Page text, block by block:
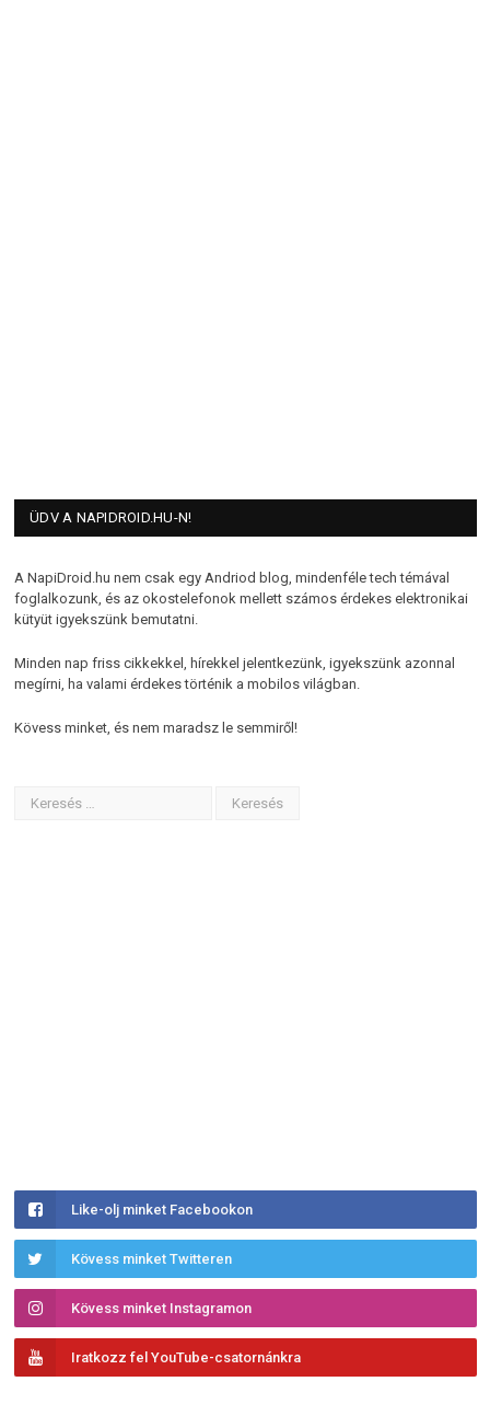
ÜDV A NAPIDROID.HU-N!
A NapiDroid.hu nem csak egy Andriod blog, mindenféle tech témával
foglalkozunk, és az okostelefonok mellett számos érdekes elektronikai
kütyüt igyekszünk bemutatni.
Minden nap friss cikkekkel, hírekkel jelentkezünk, igyekszünk azonnal
megírni, ha valami érdekes történik a mobilos világban.
Kövess minket, és nem maradsz le semmiről!
Like-olj minket Facebookon
Kövess minket Twitteren
Kövess minket Instagramon
Iratkozz fel YouTube-csatornánkra